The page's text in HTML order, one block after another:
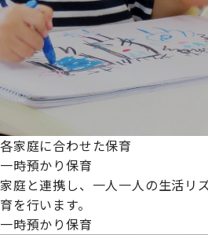
各家庭に合わせた保育
一時預かり保育
家庭と連携し、一人一人の生活リ
育を行います。
一時預かり保育